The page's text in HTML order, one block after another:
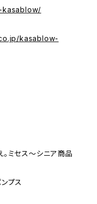
kasablow/
kasablow-
ミセス～シニア商品
プス